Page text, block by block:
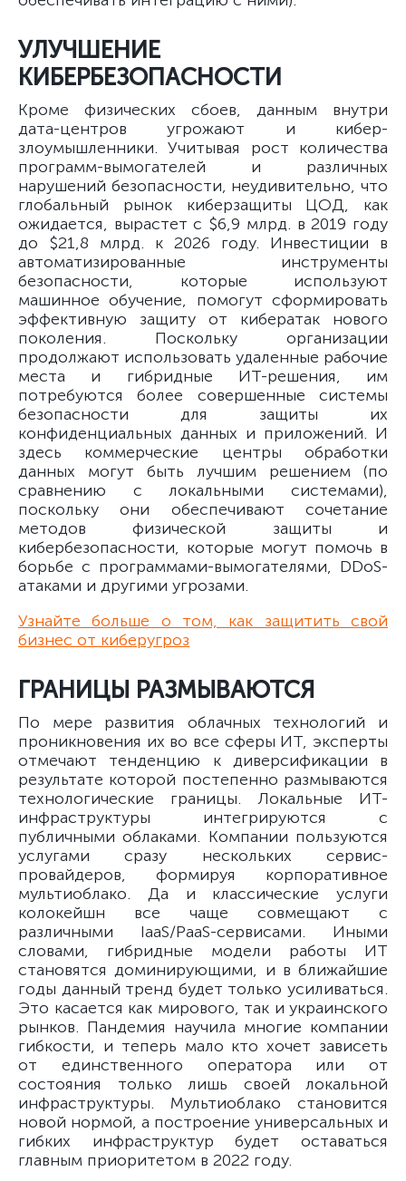
УЛУЧШЕНИЕ
КИБЕРБЕЗОПАСНОСТИ
Кроме физических сбоев, данным внутри
дата-центров угрожают и кибер-
злоумышленники. Учитывая рост количества
программ-вымогателей и различных
нарушений безопасности, неудивительно, что
глобальный рынок киберзащиты ЦОД, как
ожидается, вырастет с $6,9 млрд. в 2019 году
до $21,8 млрд. к 2026 году. Инвестиции в
автоматизированные инструменты
безопасности, которые используют
машинное обучение, помогут сформировать
эффективную защиту от кибератак нового
поколения. Поскольку организации
продолжают использовать удаленные рабочие
места и гибридные ИТ-решения, им
потребуются более совершенные системы
безопасности для защиты их
конфиденциальных данных и приложений. И
здесь коммерческие центры обработки
данных могут быть лучшим решением (по
сравнению с локальными системами),
поскольку они обеспечивают сочетание
методов физической защиты и
кибербезопасности, которые могут помочь в
борьбе с программами-вымогателями, DDoS-
атаками и другими угрозами.
Узнайте больше о том, как защитить свой
бизнес от киберугроз
ГРАНИЦЫ РАЗМЫВАЮТСЯ
По мере развития облачных технологий и
проникновения их во все сферы ИТ, эксперты
отмечают тенденцию к диверсификации в
результате которой постепенно размываются
технологические границы. Локальные ИТ-
инфраструктуры интегрируются с
публичными облаками. Компании пользуются
услугами сразу нескольких сервис-
провайдеров, формируя корпоративное
мультиоблако. Да и классические услуги
колокейшн все чаще совмещают с
различными IaaS/PaaS-сервисами. Иными
словами, гибридные модели работы ИТ
становятся доминирующими, и в ближайшие
годы данный тренд будет только усиливаться.
Это касается как мирового, так и украинского
рынков. Пандемия научила многие компании
гибкости, и теперь мало кто хочет зависеть
от единственного оператора или от
состояния только лишь своей локальной
инфраструктуры. Мультиоблако становится
новой нормой, а построение универсальных и
гибких инфраструктур будет оставаться
главным приоритетом в 2022 году.